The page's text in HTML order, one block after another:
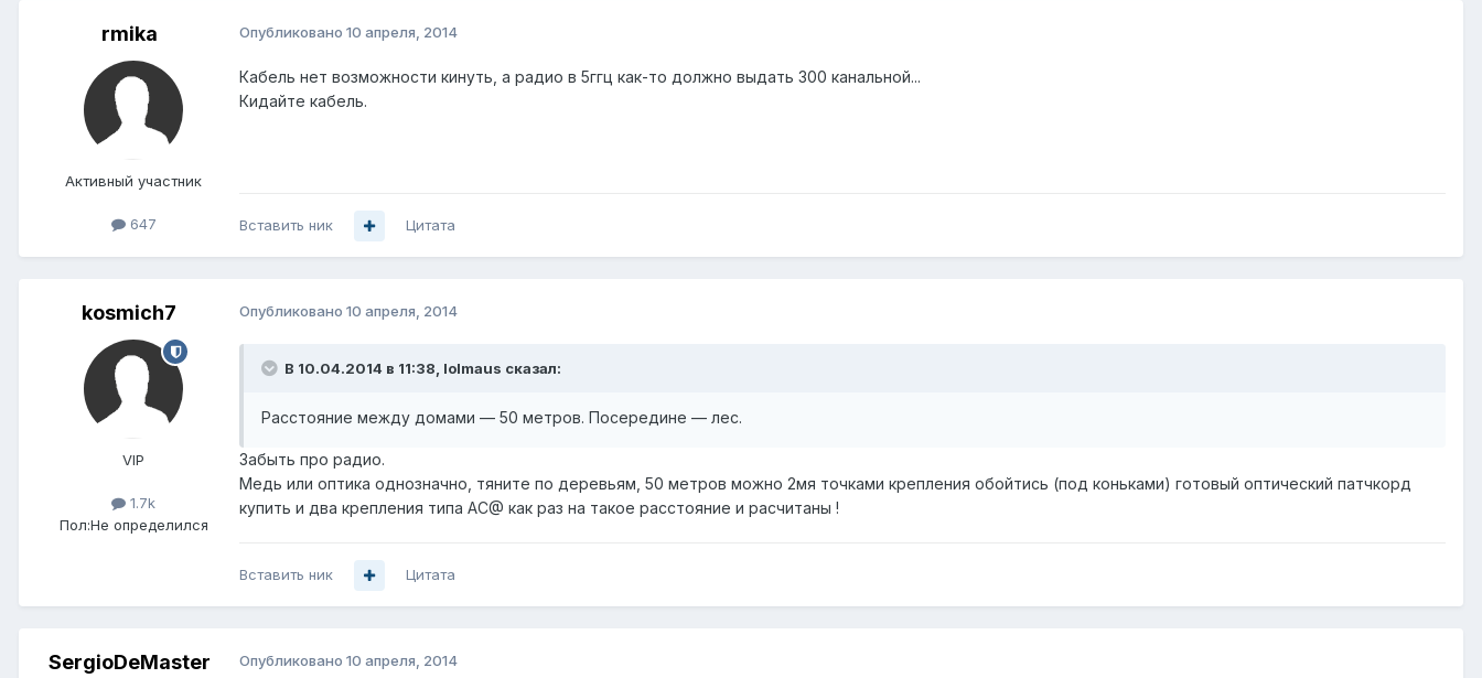
rmika
Активный участник
647
Опубликовано 10 апреля, 2014
Кабель нет возможности кинуть, а радио в 5ггц как-то должно выдать 300 канальной...
Кидайте кабель.
Вставить ник Цитата
kosmich7
VIP
1.7k
Пол:Не определился
Опубликовано 10 апреля, 2014
В 10.04.2014 в 11:38, lolmaus сказал:
Расстояние между домами — 50 метров. Посередине — лес.
Забыть про радио.
Медь или оптика однозначно, тяните по деревьям, 50 метров можно 2мя точками крепления обойтись (под коньками) готовый оптический патчкорд
купить и два крепления типа AC@ как раз на такое расстояние и расчитаны !
Вставить ник Цитата
SergioDeMaster Опубликовано 10 апреля, 2014